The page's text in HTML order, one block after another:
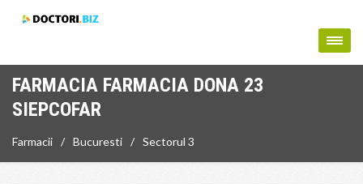
FARMACIA FARMACIA DONA 23
SIEPCOFAR
Farmacii Bucuresti Sectorul 3